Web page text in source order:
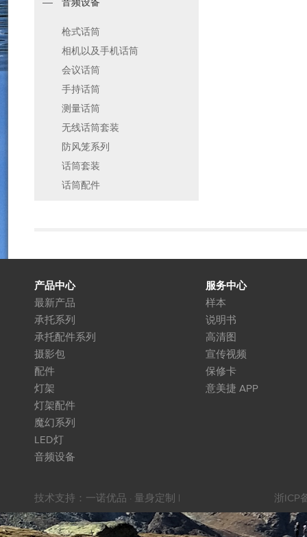
音频设备
枪式话筒
相机以及手机话筒
会议话筒
手持话筒
测量话筒
无线话筒套装
防风笼系列
话筒套装
话筒配件
产品中心
最新产品
承托系列
承托配件系列
摄影包
配件
灯架
灯架配件
魔幻系列
LED灯
音频设备
服务中心
样本
说明书
高清图
宣传视频
保修卡
意美捷 APP
技术支持： 一诺优品 · 量身定制 | 浙ICP